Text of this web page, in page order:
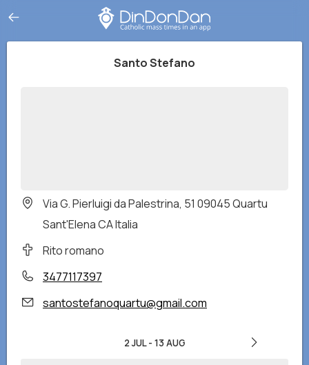
Santo Stefano
Via G. Pierluigi da Palestrina, 51 09045 Quartu
Sant'Elena CA Italia
Rito romano
3477117397
santostefanoquartu@gmail.com
2 JUL- 13 AUG